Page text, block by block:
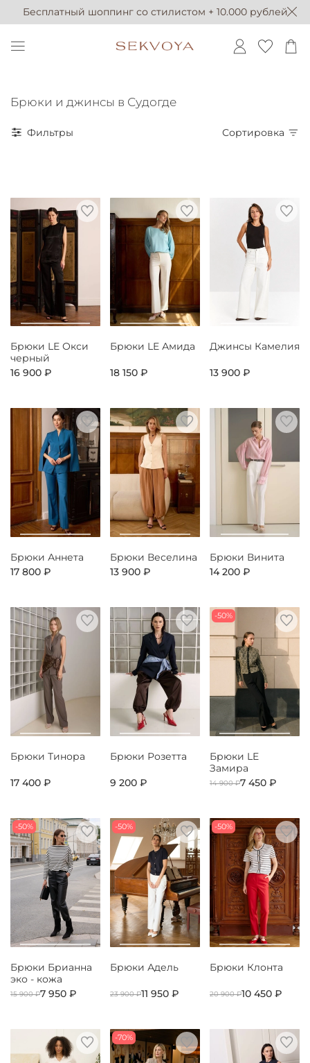
Бесплатный шоппинг со стилистом + 10.000 рублей
Брюки и джинсы в Судогде
Фильтры Сортировка
Брюки LE Окси
черный
16 900 ₽
Брюки LE Амида
18 150 ₽
Джинсы Камелия
13 900 ₽
Брюки Аннета
17 800 ₽
Брюки Веселина
13 900 ₽
Брюки Винита
14 200 ₽
Брюки Тинора
17 400 ₽
Брюки Розетта
9 200 ₽
-50%
Брюки LE
Замира
14 900 ₽7 450 ₽
-50%
Брюки Брианна
эко - кожа
15 900 ₽7 950 ₽
-50%
Брюки Адель
23 900 ₽11 950 ₽
-50%
Брюки Клонта
20 900 ₽10 450 ₽
-70%